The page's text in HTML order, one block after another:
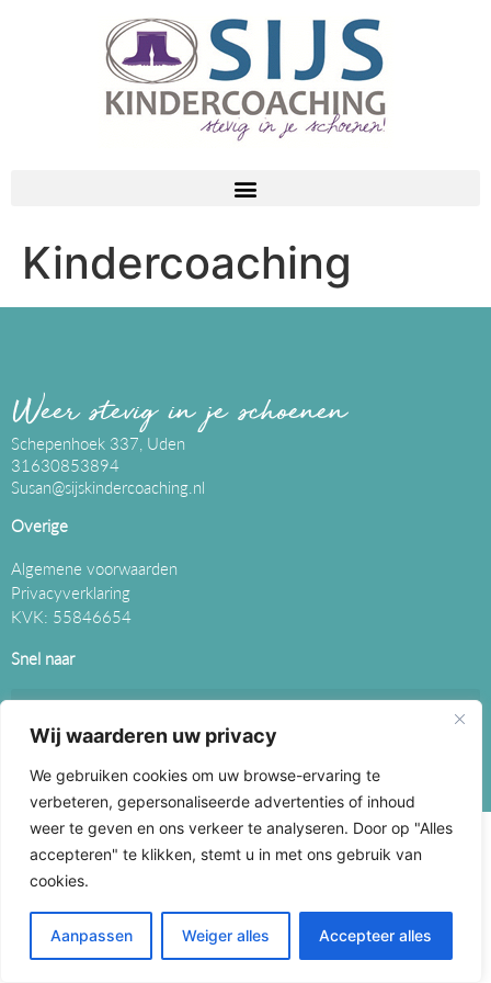
Wij waarderen uw privacy
We gebruiken cookies om uw browse-ervaring te
verbeteren, gepersonaliseerde advertenties of inhoud
weer te geven en ons verkeer te analyseren. Door op "Alles
accepteren" te klikken, stemt u in met ons gebruik van
cookies.
Aanpassen Weiger alles Accepteer alles
Kindercoaching
Weer stevig in je schoenen
Schepenhoek 337, Uden
31630853894
Susan@sijskindercoaching.nl
Overige
Algemene voorwaarden
Privacyverklaring
KVK: 55846654
Snel naar
Brink Multimedia © 2026 All rights reserved